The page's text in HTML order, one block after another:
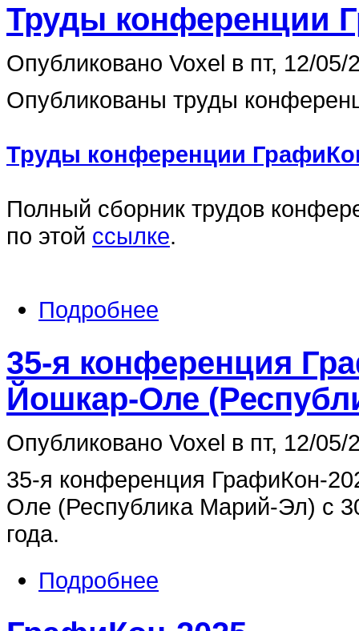
Труды конференции
Опубликовано Voxel в пт, 12/05/
Опубликованы труды
Труды конференции
Полный сборник трудов
по этой ссылке.
Подробнее
35-я конференция
Йошкар-Оле
Опубликовано Voxel в пт, 12/05/
35-я конференция ГрафиКон-
Оле (Республика Марий-Эл) с
года.
Подробнее